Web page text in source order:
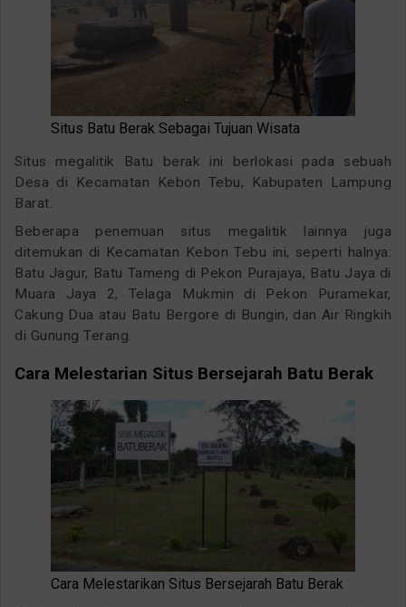
Situs Batu Berak Sebagai Tujuan Wisata
Situs megalitik Batu berak ini berlokasi pada sebuah
Desa di Kecamatan Kebon Tebu, Kabupaten Lampung
Barat.
Beberapa penemuan situs megalitik lainnya juga
ditemukan di Kecamatan Kebon Tebu ini, seperti halnya:
Batu Jagur, Batu Tameng di Pekon Purajaya, Batu Jaya di
Muara Jaya 2, Telaga Mukmin di Pekon Puramekar,
Cakung Dua atau Batu Bergore di Bungin, dan Air Ringkih
di Gunung Terang.
Cara Melestarian Situs Bersejarah Batu Berak
Cara Melestarikan Situs Bersejarah Batu Berak